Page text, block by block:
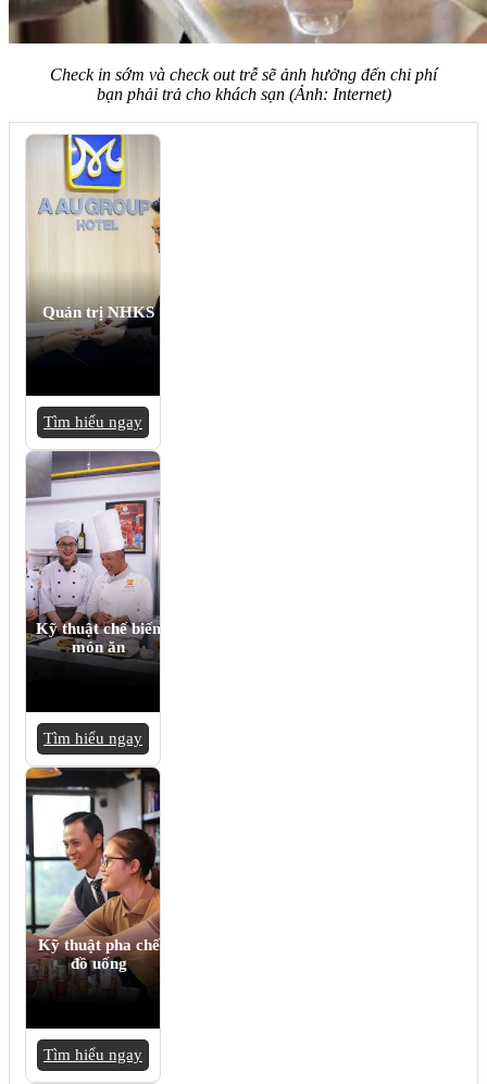
Check in sớm và check out trễ sẽ ảnh hưởng đến chi phí
bạn phải trả cho khách sạn (Ảnh: Internet)
Quản trị NHKS
Tìm hiểu ngay
Kỹ thuật chế biến
món ăn
Tìm hiểu ngay
Kỹ thuật pha chế
đồ uống
Tìm hiểu ngay